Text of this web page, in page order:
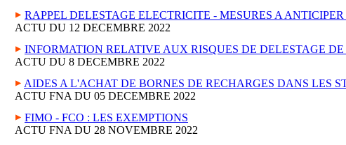
RAPPEL DELESTAGE ELECTRICITE - MESURES A
ACTU DU 12 DECEMBRE 2022
INFORMATION RELATIVE AUX RISQUES DE DELESTAGE
ACTU DU 8 DECEMBRE 2022
AIDES A L'ACHAT DE BORNES DE RECHARGES DANS LES
ACTU FNA DU 05 DECEMBRE 2022
FIMO - FCO : LES EXEMPTIONS
ACTU FNA DU 28 NOVEMBRE 2022